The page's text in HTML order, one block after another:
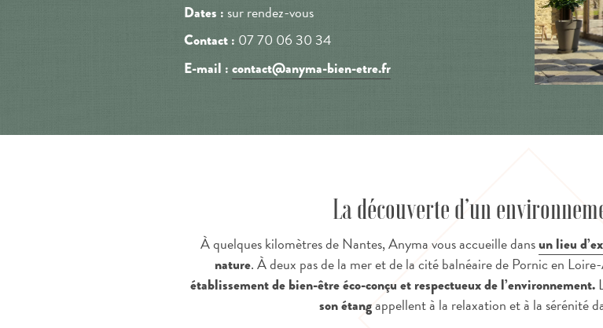
Dates : sur rendez-vous
Contact : 07 70 06 30 34
E-mail :contact@anyma-bien-etre.fr
La découverte d’un
À quelques kilomètres de Nantes, Anyma vous accueille dansun lieu
nature. À deux pas de la mer et de la cité balnéaire de Pornic en
établissement de bien-être éco-conçu et respectueux de l’environnement.
son étangappellent à la relaxation et à la sérénité